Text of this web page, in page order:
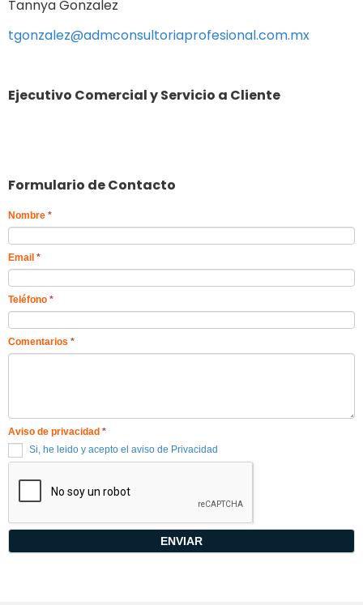
Tannya Gonzalez
tgonzalez@admconsultoriaprofesional.com.mx
Ejecutivo Comercial y Servicio a Cliente
Formulario de Contacto
Nombre *
Email *
Teléfono *
Comentarios *
Aviso de privacidad *
Si, he leido y acepto el aviso de Privacidad